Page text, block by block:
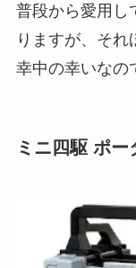
普段から愛用し
りますが、そ
幸中の幸いなの
ミニ四駆 ポー